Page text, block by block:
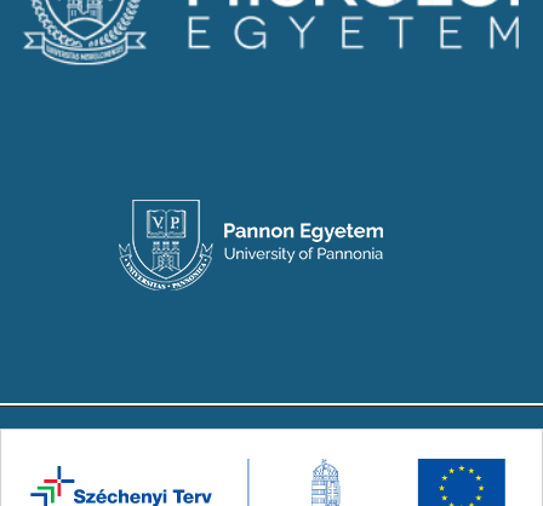
Innovációs Nemzeti Laboratórium (TINLAB)